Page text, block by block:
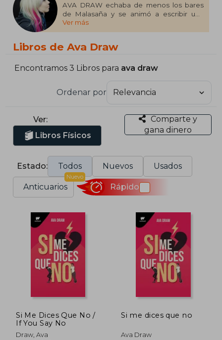
AVA DRAW echaba de menos los bares
de Malasaña y se animó a escribir una
historia que empezara en uno, así surgió la
novela que tienes en tus manos y que la ha
prometedoras de Wattpad. Aparte de la
vídeos a TikTok, creando una comunidad
Ver más
Libros de Ava Draw
Encontramos 3 Libros para ava draw
Ordenar por
Ver:
Libros Físicos
Comparte y
gana dinero
Estado: Todos Nuevos Usados
Anticuarios
Nuevo
Rápido
Si Me Dices Que No /
If You Say No
Draw, Ava
Si me dices que no
Ava Draw